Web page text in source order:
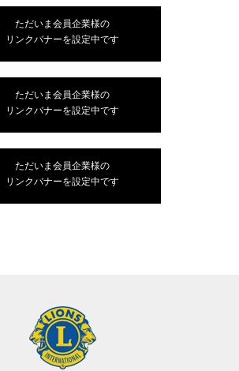
ただいま会員企業様の
リンクバナーを設定中です
ただいま会員企業様の
リンクバナーを設定中です
ただいま会員企業様の
リンクバナーを設定中です